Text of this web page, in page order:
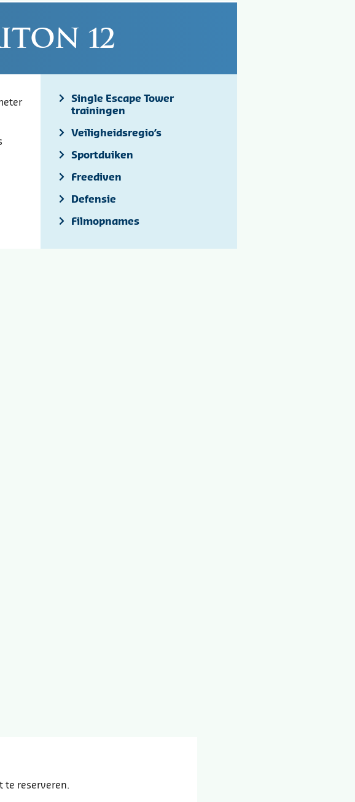
12
Single Escape Tower
trainingen
Veiligheidsregio’s
Sportduiken
Freediven
Defensie
Filmopnames
te reserveren.